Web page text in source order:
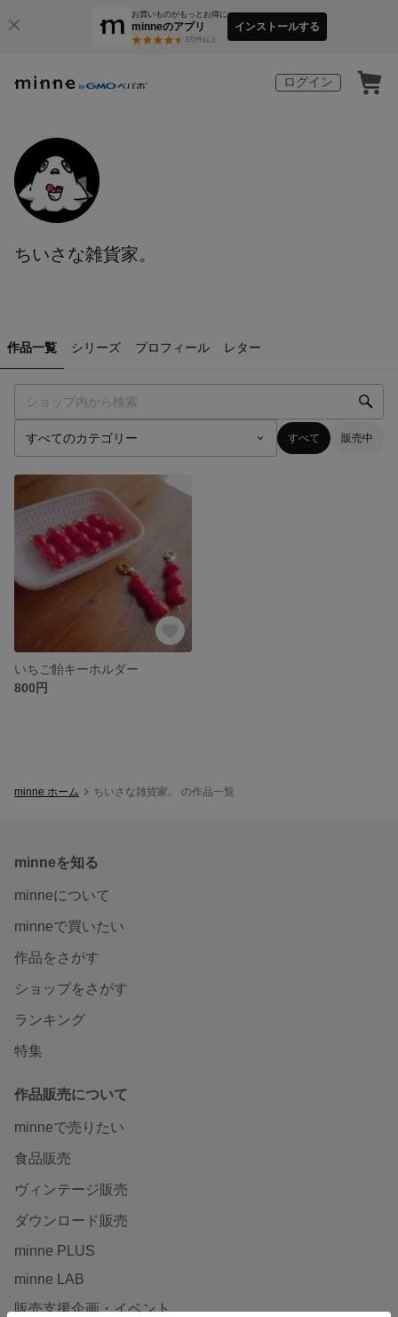
お買いものがもっとお得に
minneのアプリ
3万件以上
インストールする
ログイン
ちいさな雑貨家。
作品一覧 シリーズ プロフィール レター
すべて 販売中
いちご飴キーホルダー
800円
minne ホーム ちいさな雑貨家。 の作品一覧
minneを知る
minneについて
minneで買いたい
作品をさがす
ショップをさがす
ランキング
特集
作品販売について
minneで売りたい
食品販売
ヴィンテージ販売
ダウンロード販売
minne PLUS
minne LAB
販売支援企画・イベント